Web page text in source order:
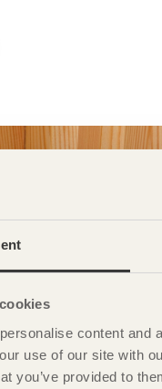
content and
use of our site with
you’ve provided to